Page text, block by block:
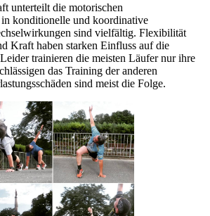
unterteilt die motorischen
konditionelle und koordinative
sind vielfältig. Flexibilität
Kraft haben starken Einfluss auf die
trainieren die meisten Läufer nur ihre
das Training der anderen
sind meist die Folge.